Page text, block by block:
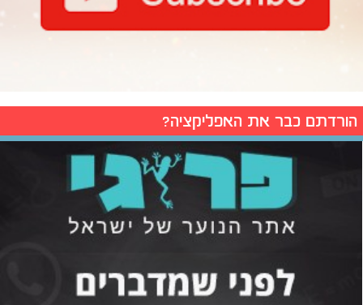
הורדתם כבר את האפליקציה?